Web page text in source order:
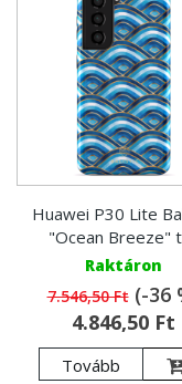
Huawei P30 Lite
"Ocean Breeze"
Raktáron
7.546,50 Ft(-36
4.846,50 Ft
Tovább